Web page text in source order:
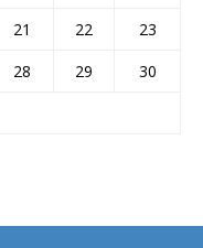
21 22
23
28 29
30